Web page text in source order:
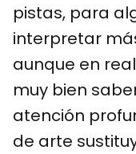
pistas, para
interpretar
aunque en
muy bien
atención
de arte